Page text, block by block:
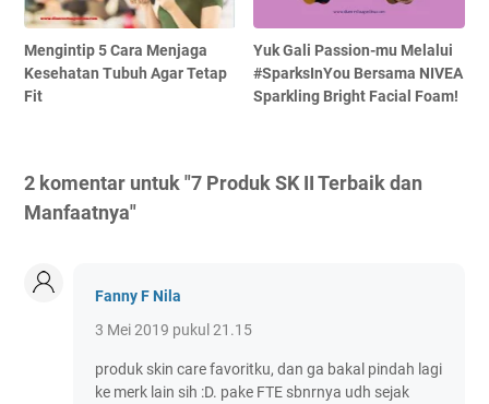
Mengintip 5 Cara Menjaga
Kesehatan Tubuh Agar Tetap
Fit
Yuk Gali Passion-mu Melalui
#SparksInYou Bersama NIVEA
Sparkling Bright Facial Foam!
2 komentar untuk "7 Produk SK II Terbaik dan
Manfaatnya"
Fanny F Nila
3 Mei 2019 pukul 21.15
produk skin care favoritku, dan ga bakal pindah lagi
ke merk lain sih :D. pake FTE sbnrnya udh sejak